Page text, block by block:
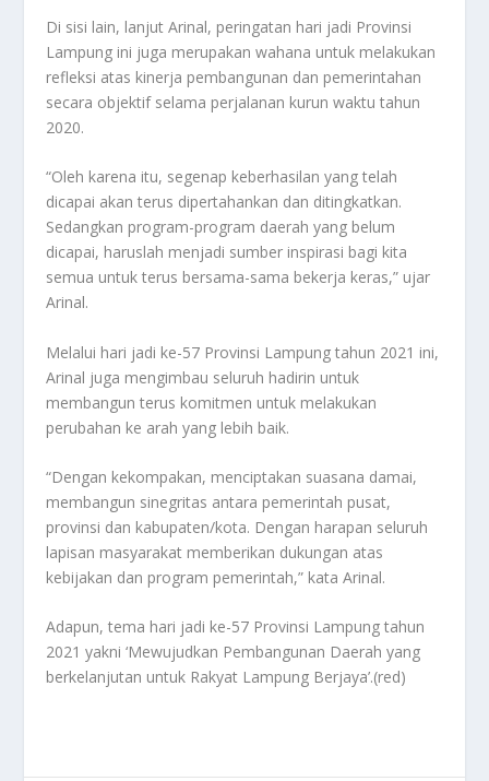
Di sisi lain, lanjut Arinal, peringatan hari jadi Provinsi
Lampung ini juga merupakan wahana untuk melakukan
refleksi atas kinerja pembangunan dan pemerintahan
secara objektif selama perjalanan kurun waktu tahun
2020.
“Oleh karena itu, segenap keberhasilan yang telah
dicapai akan terus dipertahankan dan ditingkatkan.
Sedangkan program-program daerah yang belum
dicapai, haruslah menjadi sumber inspirasi bagi kita
semua untuk terus bersama-sama bekerja keras,” ujar
Arinal.
Melalui hari jadi ke-57 Provinsi Lampung tahun 2021 ini,
Arinal juga mengimbau seluruh hadirin untuk
membangun terus komitmen untuk melakukan
perubahan ke arah yang lebih baik.
“Dengan kekompakan, menciptakan suasana damai,
membangun sinegritas antara pemerintah pusat,
provinsi dan kabupaten/kota. Dengan harapan seluruh
lapisan masyarakat memberikan dukungan atas
kebijakan dan program pemerintah,” kata Arinal.
Adapun, tema hari jadi ke-57 Provinsi Lampung tahun
2021 yakni ‘Mewujudkan Pembangunan Daerah yang
berkelanjutan untuk Rakyat Lampung Berjaya’.(red)